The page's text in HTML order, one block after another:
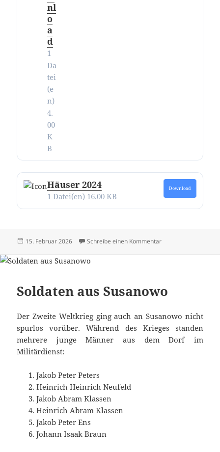
nl
o
a
d
1
Da
tei
(e
n)
4.
00
K
B
Häuser 2024
1 Datei(en) 16.00 KB
Download
Veröffentlicht
15. Februar 2026 Schreibe einen Kommentarzu Alle Texte und
Soldaten aus Susanowo
Der Zweite Weltkrieg ging auch an Susanowo nicht
spurlos vorüber. Während des Krieges standen
mehrere junge Männer aus dem Dorf im
Militärdienst:
Jakob Peter Peters
Heinrich Heinrich Neufeld
Jakob Abram Klassen
Heinrich Abram Klassen
Jakob Peter Ens
Johann Isaak Braun